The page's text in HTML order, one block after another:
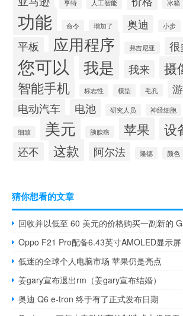
亨特 人工智能 冰箱
功能 命令 增加了 奥迪 小步
平板 应用程序 弗吉尼亚 很
您可以 我是 我来
摄
智能手机
标志性 模型 毛孔
电动汽车
电池 研究人员 神经细胞
细致 美元 胰腺癌 苹果 设
还不
这款 阿尔法 隆德 颜色
猜你想看的文章
回收并以低至 60 美元的价格购买一副新的
Oppo F21 Pro配备6.43英寸AMOLED显示屏
低迷的全球个人电脑市场 苹果仍是亮点
姜gary宣布退出rm（姜gary宣布结婚）
奥迪 Q6 e-tron 终于有了正式发布日期